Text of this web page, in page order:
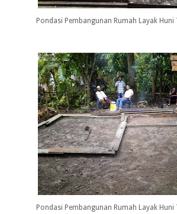
Pondasi Pembangunan Rumah Layak Huni
Pondasi Pembangunan Rumah Layak Huni